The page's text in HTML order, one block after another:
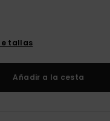
tallas
Añadir a la cesta